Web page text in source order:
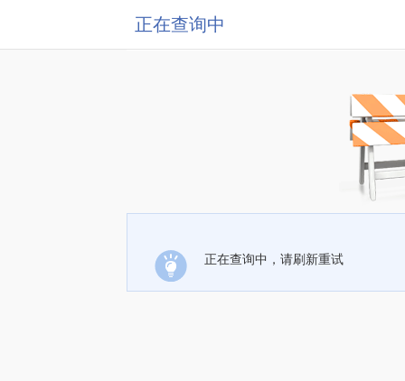
正在查询中
正在查询中，请刷新重试